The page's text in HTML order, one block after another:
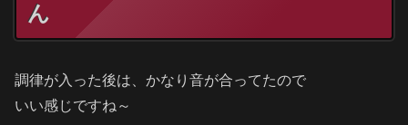
ん
調律が入った後は、かなり音が合ってたので
いい感じですね～